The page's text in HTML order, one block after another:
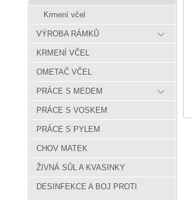
Krmení včel
VÝROBA RÁMKŮ
KRMENÍ VČEL
OMETAČ VČEL
PRÁCE S MEDEM
PRÁCE S VOSKEM
PRÁCE S PYLEM
CHOV MATEK
ŽIVNÁ SŮL A KVASINKY
DESINFEKCE A BOJ PROTI